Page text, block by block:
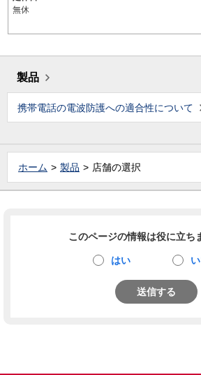
無休
製品
携帯電話の電波防護への適合性について
ホーム 製品 店舗の選択
このページの情報は役に立ち
はい
送信する